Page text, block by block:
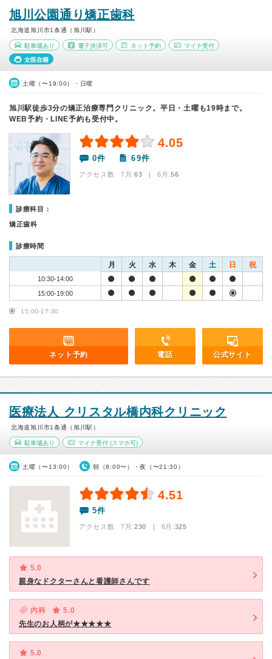
旭川公園通り矯正歯科
北海道旭川市1条通（旭川駅）
駐車場あり 電子決済可 ネット予約 マイナ受付
女医在籍
土曜（〜19:00）・日曜
旭川駅徒歩3分の矯正治療専門クリニック。平日・土曜も19時まで。
WEB予約・LINE予約も受付中。
4.05
0件 69件
アクセス数 7月:63 | 6月:56
診療科目：
矯正歯科
診療時間
月 火 水 木 金 土 日 祝
10:30-14:00
15:00-19:00
15:00-17:30
ネット予約 電話 公式サイト
医療法人 クリスタル橋内科クリニック
北海道旭川市1条通（旭川駅）
駐車場あり マイナ受付(スマホ可)
土曜（〜13:00） 朝（8:00〜）・夜（〜21:30）
4.51
5件
アクセス数 7月:230 | 6月:325
5.0
親身なドクターさんと看護師さんです
内科
5.0
先生のお人柄が★★★★★
5.0